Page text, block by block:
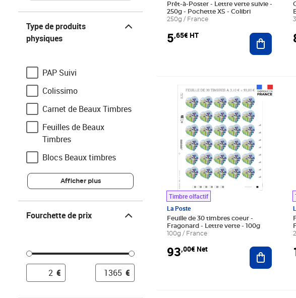
Type de produits
physiques
PAP Suivi
Colissimo
Carnet de Beaux Timbres
Feuilles de Beaux
Timbres
Blocs Beaux timbres
Afficher plus
Fourchette de prix
€ €
Prêt-à-Poster - Lettre verte suivie -
250g - Pochette XS - Colibri
250g / France
5,65€ HT Ajouter
Timbre olfactif
La Poste
Feuille de 30 timbres coeur -
Fragonard - Lettre verte - 100g
100g / France
93,00€ Net
Prix 93,00€ Net
Ajouter